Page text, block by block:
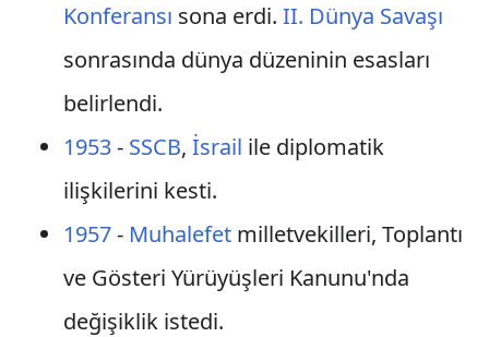
Konferansı sona erdi. II. Dünya Savaşı
sonrasında dünya düzeninin esasları
belirlendi.
1953- SSCB, İsrail ile diplomatik
ilişkilerini kesti.
1957- Muhalefetmilletvekilleri, Toplantı
ve Gösteri Yürüyüşleri Kanunu'nda
değişiklik istedi.